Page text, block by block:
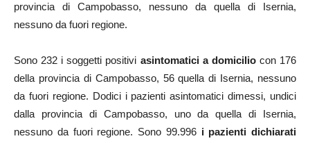
provincia di Campobasso, nessuno da quella di Isernia,
nessuno da fuori regione.
Sono 232 i soggetti positivi asintomatici a domiciliocon 176
della provincia di Campobasso, 56 quella di Isernia, nessuno
da fuori regione. Dodici i pazienti asintomatici dimessi, undici
dalla provincia di Campobasso, uno da quella di Isernia,
nessuno da fuori regione. Sono 99.996 i pazienti dichiarati